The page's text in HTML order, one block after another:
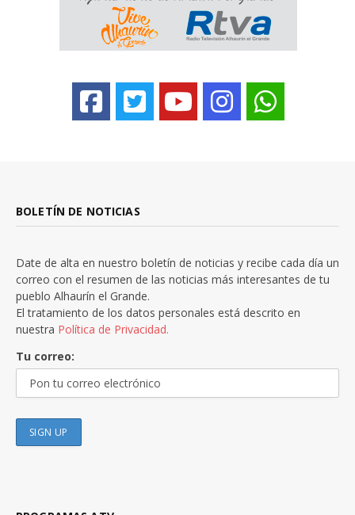
BOLETÍN DE NOTICIAS
Date de alta en nuestro boletín de noticias y recibe cada día un
correo con el resumen de las noticias más interesantes de tu
pueblo Alhaurín el Grande.
El tratamiento de los datos personales está descrito en
nuestra Política de Privacidad.
Tu correo: